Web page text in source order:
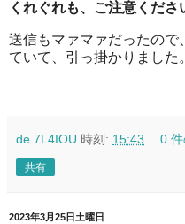
くれぐれも、ご注意くださ
送信もマァマァだったので
ていて、引っ掛かりました。
de 7L4IOU 時刻: 15:43 0
共有
2023年3月25日土曜日